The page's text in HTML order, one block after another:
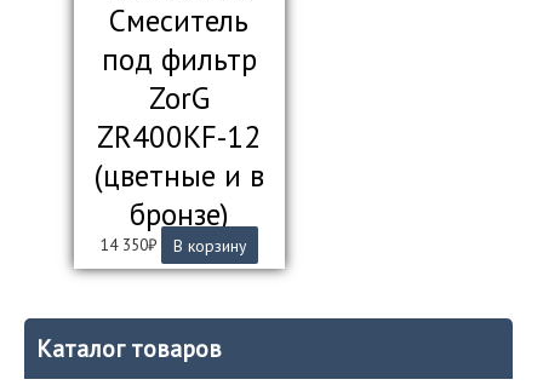
Каталог товаров
Смеситель
под фильтр
ZorG
ZR400KF-12
(цветные и в
бронзе)
14 350₽ В корзину